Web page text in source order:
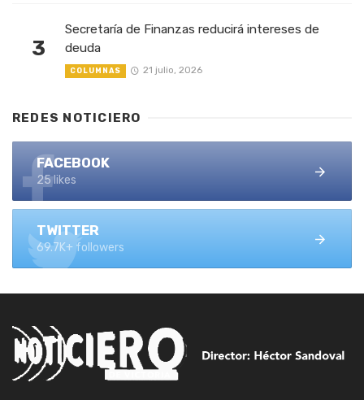
3
Secretaría de Finanzas reducirá intereses de
deuda
COLUMNAS 21 julio, 2026
REDES NOTICIERO
FACEBOOK
25 likes
TWITTER
69.7K+ followers